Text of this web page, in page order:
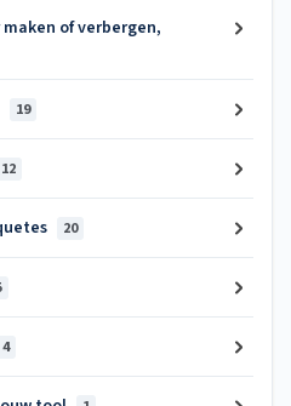
of verbergen,
19
12
20
4